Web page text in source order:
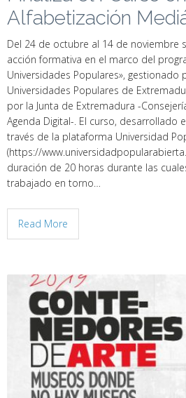
Alfabetización
Del 24 de octubre al 14 de noviembre
acción formativa en el marco del
Universidades Populares», gestionado
Universidades Populares de
por la Junta de Extremadura -
Agenda Digital-. El curso, desarrollado
través de la plataforma Universidad
(https://
duración de 20 horas durante las
trabajado en torno…
Read More